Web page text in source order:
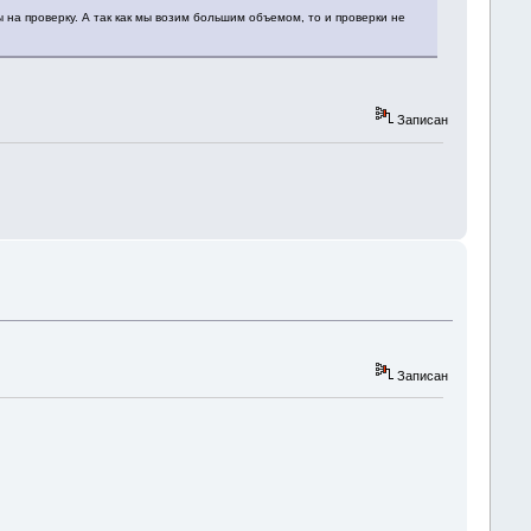
проверку. А так как мы возим большим объемом, то и проверки не
Записан
Записан